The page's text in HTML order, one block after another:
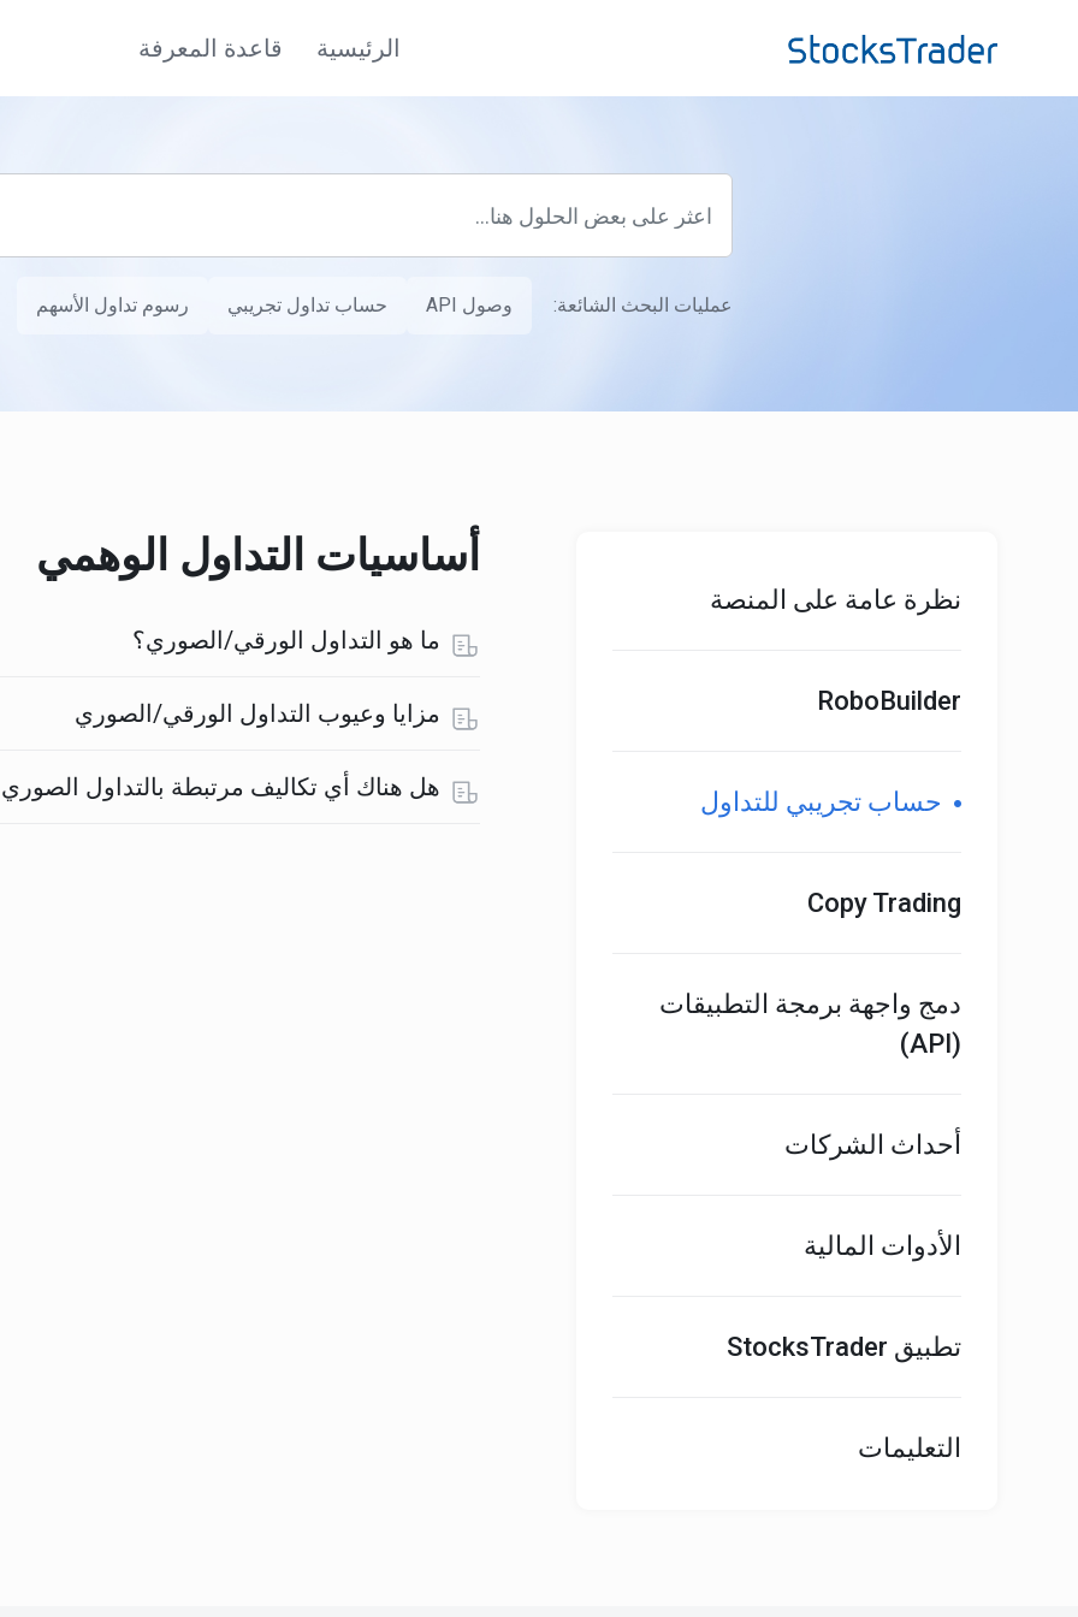
الرئيسية قاعدة المعرفة
عمليات البحث الشائعة: وصول API حساب تداول تجريبي رسوم تداول الأسهم
نظرة عامة على المنصة
RoboBuilder
حساب تجريبي للتداول
Copy Trading
دمج واجهة برمجة التطبيقات
(API)
أحداث الشركات
الأدوات المالية
تطبيق StocksTrader
التعليمات
أساسيات التداول الوهمي
ما هو التداول الورقي/الصوري؟
مزايا وعيوب التداول الورقي/الصوري
هل هناك أي تكاليف مرتبطة بالتداول